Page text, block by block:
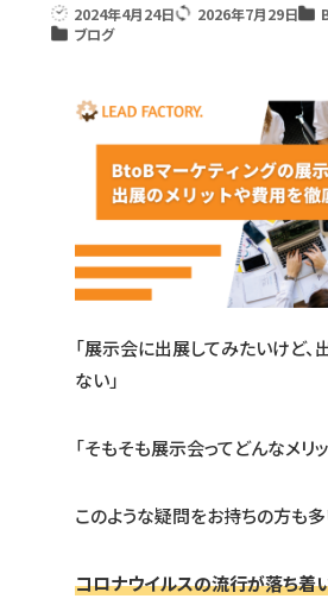
2024年4月24日 2026年7月29日
ブログ
「展示会に出展してみたいけど
ない」
「そもそも展示会ってどんなメリ
このような疑問をお持ちの方も多
コロナウイルスの流行が落ち着